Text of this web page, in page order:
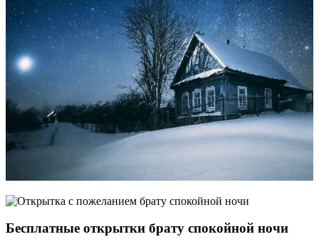
Бесплатные открытки брату спокойной ночи